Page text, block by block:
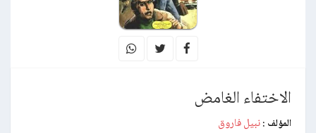
الاختفاء الغامض
المؤلف : نبيل فاروق